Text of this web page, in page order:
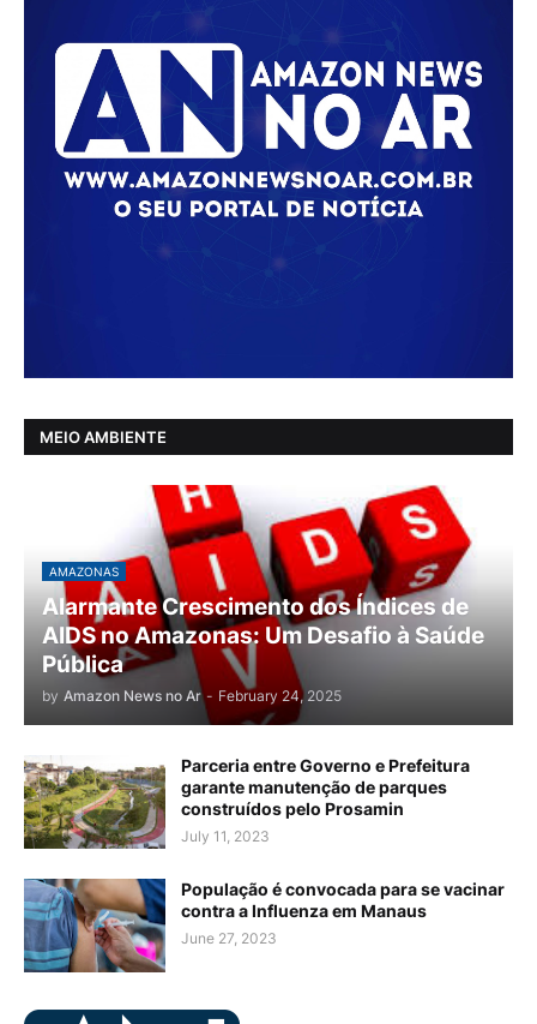
MEIO AMBIENTE
AMAZONAS
Alarmante Crescimento dos Índices de
AIDS no Amazonas: Um Desafio à Saúde
Pública
by Amazon News no Ar - February 24, 2025
Parceria entre Governo e Prefeitura
garante manutenção de parques
construídos pelo Prosamin
July 11, 2023
População é convocada para se vacinar
contra a Influenza em Manaus
June 27, 2023